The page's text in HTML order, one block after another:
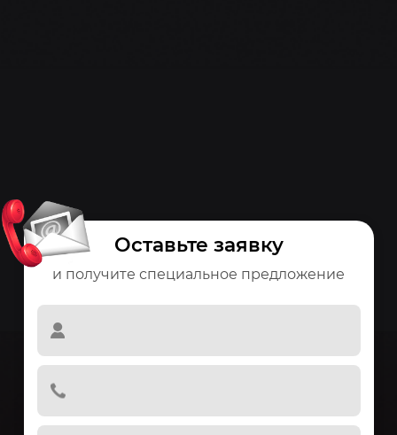
Оставьте заявку
и получите специальное предложение